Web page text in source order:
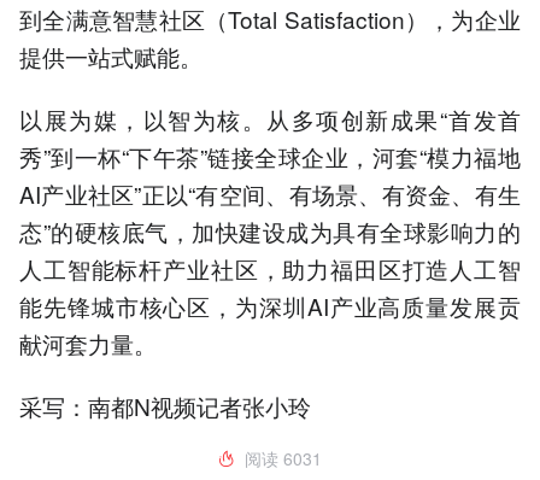
到全满意智慧社区（Total Satisfaction），为企业
提供一站式赋能。
以展为媒，以智为核。从多项创新成果“首发首
秀”到一杯“下午茶”链接全球企业，河套“模力福地
AI产业社区”正以“有空间、有场景、有资金、有生
态”的硬核底气，加快建设成为具有全球影响力的
人工智能标杆产业社区，助力福田区打造人工智
能先锋城市核心区，为深圳AI产业高质量发展贡
献河套力量。
采写：南都N视频记者张小玲
阅读 6031